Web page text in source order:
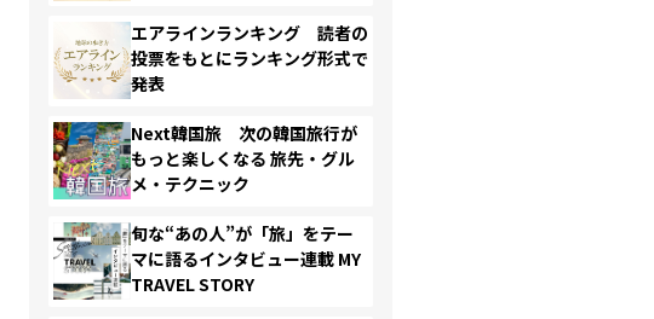
エアラインランキング 読者の
投票をもとにランキング形式で
発表
Next韓国旅 次の韓国旅行が
もっと楽しくなる 旅先・グル
メ・テクニック
旬な“あの人”が「旅」をテー
マに語るインタビュー連載 MY
TRAVEL STORY